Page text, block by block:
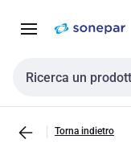
navigazione alla
Cerca input
Torna indietro